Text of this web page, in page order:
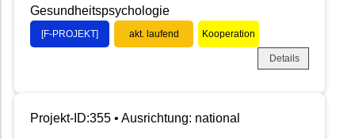
Gesundheitspsychologie
[F-PROJEKT] akt. laufend Kooperation
Details
Projekt-ID:355 • Ausrichtung: national